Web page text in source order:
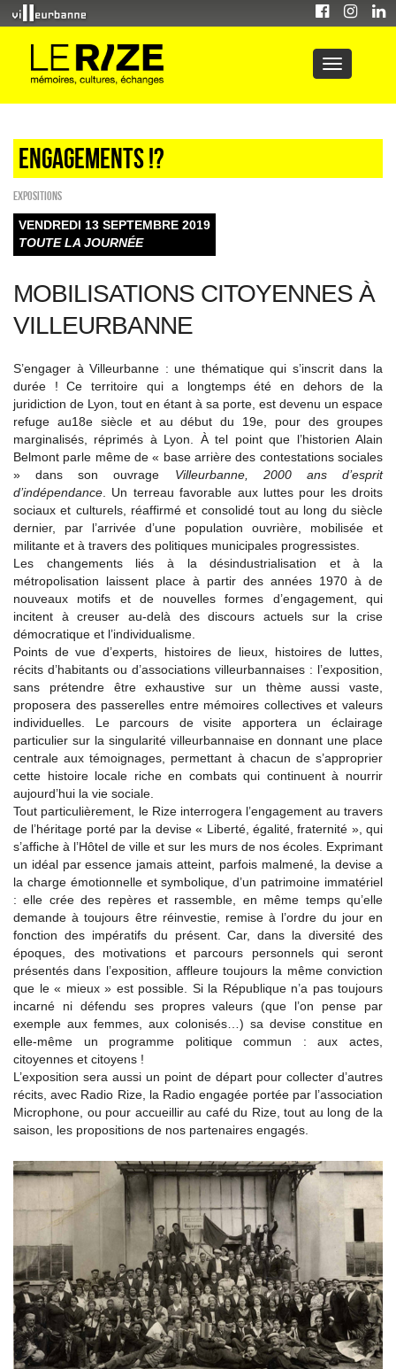
Engagements !?
EXPOSITIONS
VENDREDI 13 SEPTEMBRE 2019
TOUTE LA JOURNÉE
MOBILISATIONS CITOYENNES À
VILLEURBANNE
S’engager à Villeurbanne : une thématique qui s’inscrit dans la
durée ! Ce territoire qui a longtemps été en dehors de la
juridiction de Lyon, tout en étant à sa porte, est devenu un espace
refuge au18e siècle et au début du 19e, pour des groupes
marginalisés, réprimés à Lyon. À tel point que l’historien Alain
Belmont parle même de « base arrière des contestations sociales
» dans son ouvrage Villeurbanne, 2000 ans d’esprit
d’indépendance . Un terreau favorable aux luttes pour les droits
sociaux et culturels, réaffirmé et consolidé tout au long du siècle
dernier, par l’arrivée d’une population ouvrière, mobilisée et
militante et à travers des politiques municipales progressistes.
Les changements liés à la désindustrialisation et à la
métropolisation laissent place à partir des années 1970 à de
nouveaux motifs et de nouvelles formes d’engagement, qui
incitent à creuser au-delà des discours actuels sur la crise
démocratique et l’individualisme.
Points de vue d’experts, histoires de lieux, histoires de luttes,
récits d’habitants ou d’associations villeurbannaises : l’exposition,
sans prétendre être exhaustive sur un thème aussi vaste,
proposera des passerelles entre mémoires collectives et valeurs
individuelles. Le parcours de visite apportera un éclairage
particulier sur la singularité villeurbannaise en donnant une place
centrale aux témoignages, permettant à chacun de s’approprier
cette histoire locale riche en combats qui continuent à nourrir
aujourd’hui la vie sociale.
Tout particulièrement, le Rize interrogera l’engagement au travers
de l’héritage porté par la devise « Liberté, égalité, fraternité », qui
s’affiche à l’Hôtel de ville et sur les murs de nos écoles. Exprimant
un idéal par essence jamais atteint, parfois malmené, la devise a
la charge émotionnelle et symbolique, d’un patrimoine immatériel
: elle crée des repères et rassemble, en même temps qu’elle
demande à toujours être réinvestie, remise à l’ordre du jour en
fonction des impératifs du présent. Car, dans la diversité des
époques, des motivations et parcours personnels qui seront
présentés dans l’exposition, affleure toujours la même conviction
que le « mieux » est possible. Si la République n’a pas toujours
incarné ni défendu ses propres valeurs (que l’on pense par
exemple aux femmes, aux colonisés…) sa devise constitue en
elle-même un programme politique commun : aux actes,
citoyennes et citoyens !
L’exposition sera aussi un point de départ pour collecter d’autres
récits, avec Radio Rize, la Radio engagée portée par l’association
Microphone, ou pour accueillir au café du Rize, tout au long de la
saison, les propositions de nos partenaires engagés.